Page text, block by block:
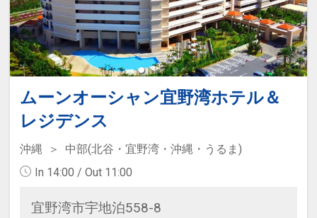
ムーンオーシャン宜野湾ホテル＆
レジデンス
沖縄
中部(北谷・宜野湾・沖縄・うるま)
In 14:00 / Out 11:00
宜野湾市宇地泊558-8